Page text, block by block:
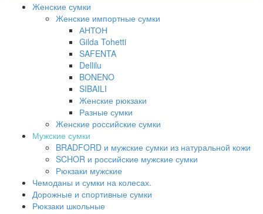
Женские сумки
Женские импортные сумки
АНТОН
Gilda Tohetti
SAFENTA
Dellilu
BONENO
SIBAILI
Женские рюкзаки
Разные сумки
Женские российские сумки
Мужские сумки
BRADFORD и мужские сумки из натуральной кожи
SCHOR и российские мужские сумки
Рюкзаки мужские
Чемоданы и сумки на колесах.
Дорожные и спортивные сумки
Рюкзаки школьные